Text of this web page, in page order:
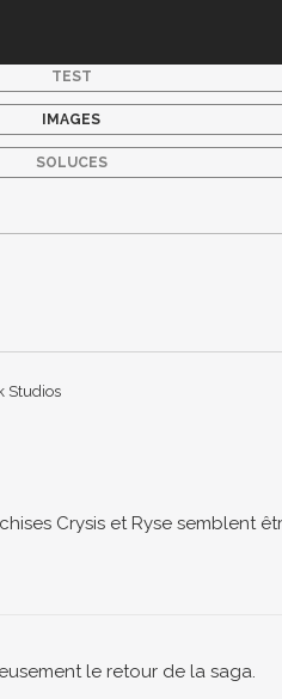
TEST
IMAGES
SOLUCES
Studios
Crysis et Ryse semblent
le retour de la saga.